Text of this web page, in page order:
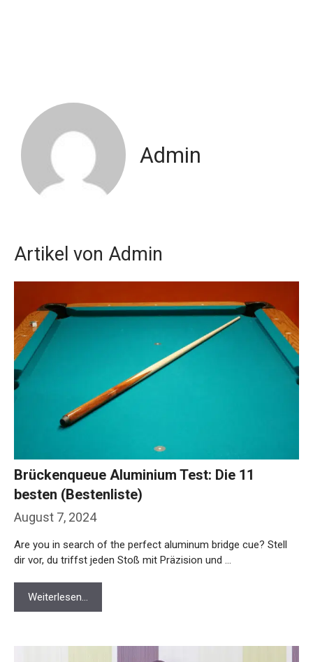
Admin
Artikel von Admin
August 7, 2024
Brückenqueue Aluminium Test: Die 11
besten (Bestenliste)
Are you in search of the perfect aluminum bridge cue? Stell
dir vor, du triffst jeden Stoß mit Präzision und …
Weiterlesen…